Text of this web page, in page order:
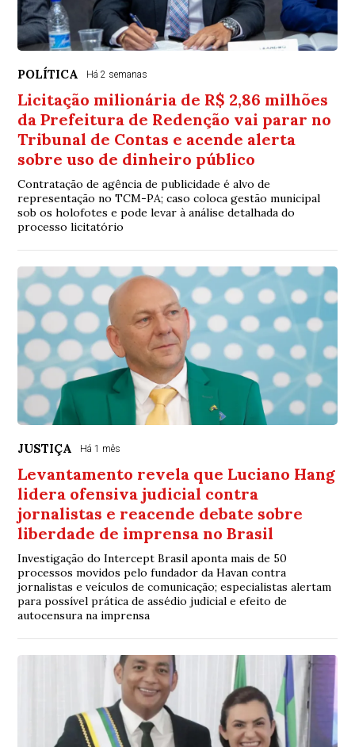
POLÍTICA Há 2 semanas
Licitação milionária de R$ 2,86 milhões
da Prefeitura de Redenção vai parar no
Tribunal de Contas e acende alerta
sobre uso de dinheiro público
Contratação de agência de publicidade é alvo de
representação no TCM-PA; caso coloca gestão municipal
sob os holofotes e pode levar à análise detalhada do
processo licitatório
JUSTIÇA Há 1 mês
Levantamento revela que Luciano Hang
lidera ofensiva judicial contra
jornalistas e reacende debate sobre
liberdade de imprensa no Brasil
Investigação do Intercept Brasil aponta mais de 50
processos movidos pelo fundador da Havan contra
jornalistas e veículos de comunicação; especialistas alertam
para possível prática de assédio judicial e efeito de
autocensura na imprensa